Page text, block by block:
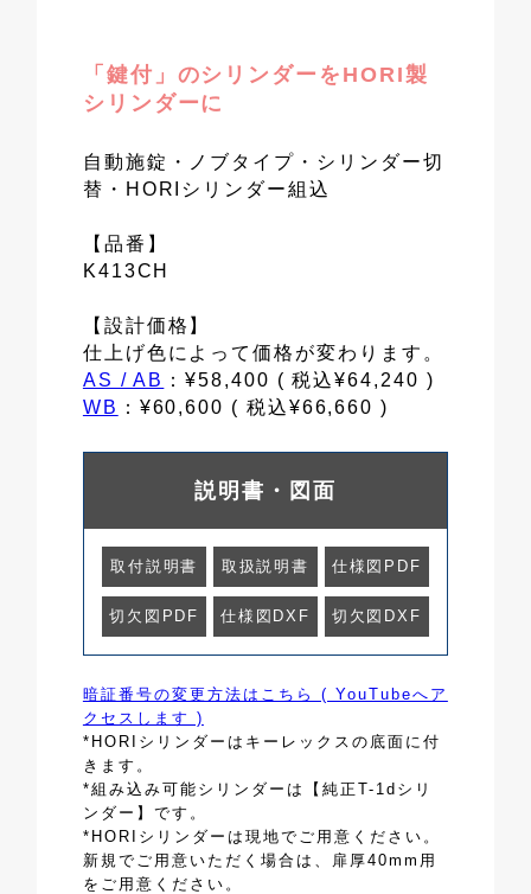
「鍵付」のシリンダーをHORI製
シリンダーに
自動施錠・ノブタイプ・シリンダー切
替・HORIシリンダー組込
【品番】
K413CH
【設計価格】
仕上げ色によって価格が変わります。
AS / AB ：¥58,400 ( 税込¥64,240 )
WB ：¥60,600 ( 税込¥66,660 )
説明書・図面
取付説明書 取扱説明書 仕様図PDF
切欠図PDF 仕様図DXF 切欠図DXF
暗証番号の変更方法はこちら ( YouTubeへア
クセスします )
*HORIシリンダーはキーレックスの底面に付
きます。
*組み込み可能シリンダーは【純正T-1dシリ
ンダー】です。
*HORIシリンダーは現地でご用意ください。
新規でご用意いただく場合は、扉厚40mm用
をご用意ください。